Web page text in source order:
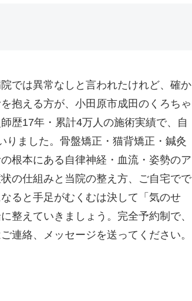
では異常なしと言われたけれど、確か
抱える方が、小田原市成田のくろちゃ
歴17年・累計4万人の施術実績で、自
りました。骨盤矯正・猫背矯正・鍼灸
根本にある自律神経・血流・姿勢のア
の仕組みと当院の整え方、ご自宅でで
ると手足がむくむは決して「気のせ
整えていきましょう。完全予約制で、
連絡、メッセージを送ってください。